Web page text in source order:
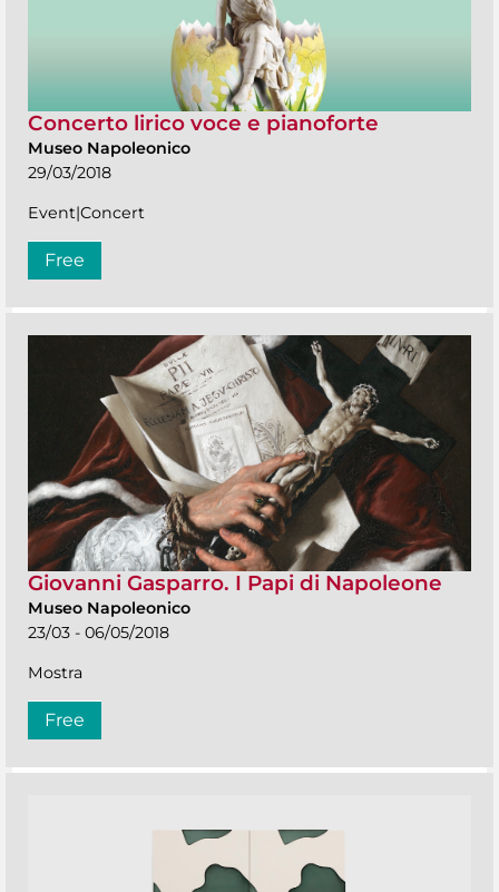
Concerto lirico voce e pianoforte
Museo Napoleonico
29/03/2018
Event|Concert
Free
Giovanni Gasparro. I Papi di Napoleone
Museo Napoleonico
23/03 - 06/05/2018
Mostra
Free